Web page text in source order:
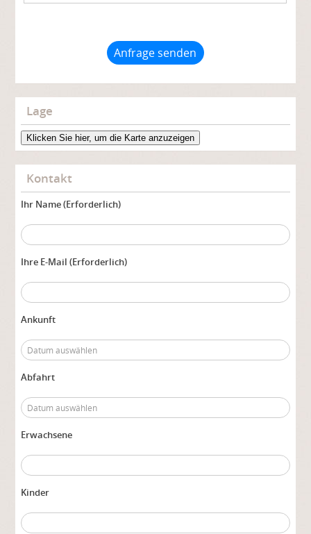
Anfrage senden
Lage
Klicken Sie hier, um die Karte anzuzeigen
Kontakt
Ihr Name (Erforderlich)
Ihre E-Mail (Erforderlich)
Ankunft
Abfahrt
Erwachsene
Kinder